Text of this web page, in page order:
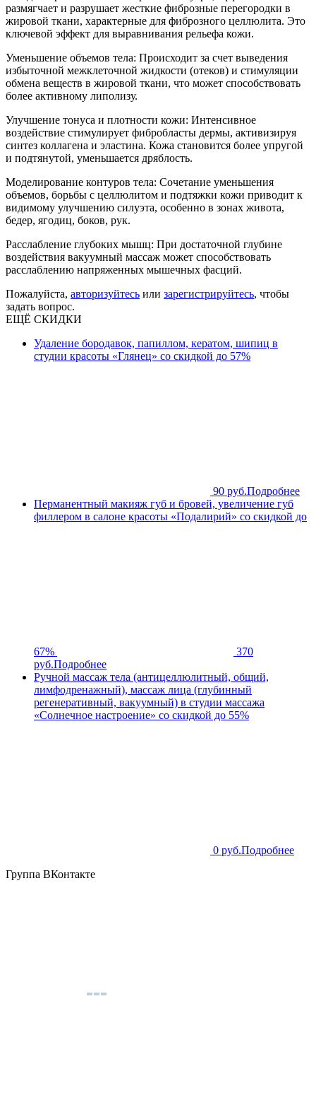
размягчает и разрушает жесткие фиброзные перегородки в
жировой ткани, характерные для фиброзного целлюлита. Это
ключевой эффект для выравнивания рельефа кожи.
Уменьшение объемов тела: Происходит за счет выведения
избыточной межклеточной жидкости (отеков) и стимуляции
обмена веществ в жировой ткани, что может способствовать
более активному липолизу.
Улучшение тонуса и плотности кожи: Интенсивное
воздействие стимулирует фибробласты дермы, активизируя
синтез коллагена и эластина. Кожа становится более упругой
и подтянутой, уменьшается дряблость.
Моделирование контуров тела: Сочетание уменьшения
объемов, борьбы с целлюлитом и подтяжки кожи приводит к
видимому улучшению силуэта, особенно в зонах живота,
бедер, ягодиц, боков, рук.
Расслабление глубоких мышц: При достаточной глубине
воздействия вакуумный массаж может способствовать
расслаблению напряженных мышечных фасций.
Пожалуйста, авторизуйтесь или зарегистрируйтесь, чтобы
задать вопрос.
ЕЩЁ СКИДКИ
Удаление бородавок, папиллом, кератом, шипиц в
студии красоты «Глянец» со скидкой до 57%
90 руб.Подробнее
Перманентный макияж губ и бровей, увеличение губ
филлером в салоне красоты «Подалирий» со скидкой до
67%
370
руб.Подробнее
Ручной массаж тела (антицеллюлитный, общий,
лимфодренажный), массаж лица (глубинный
регенеративный, вакуумный) в студии массажа
«Солнечное настроение» со скидкой до 55%
0 руб.Подробнее
Группа ВКонтакте